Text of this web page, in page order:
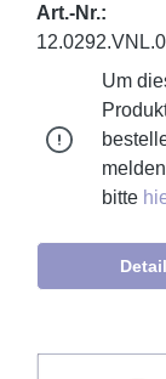
Art.-Nr.:
Um
bitte